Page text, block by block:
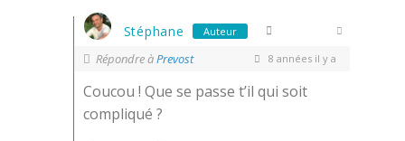
Stéphane Auteur
Répondre àPrevost 8 années il y a
Coucou ! Que se passe t’il qui soit
compliqué ?